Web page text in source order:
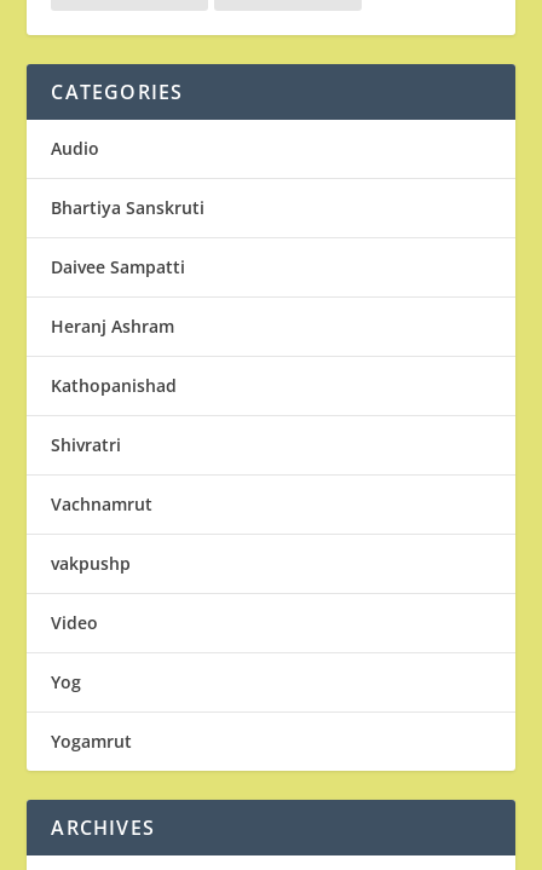
CATEGORIES
Audio
Bhartiya Sanskruti
Daivee Sampatti
Heranj Ashram
Kathopanishad
Shivratri
Vachnamrut
vakpushp
Video
Yog
Yogamrut
ARCHIVES